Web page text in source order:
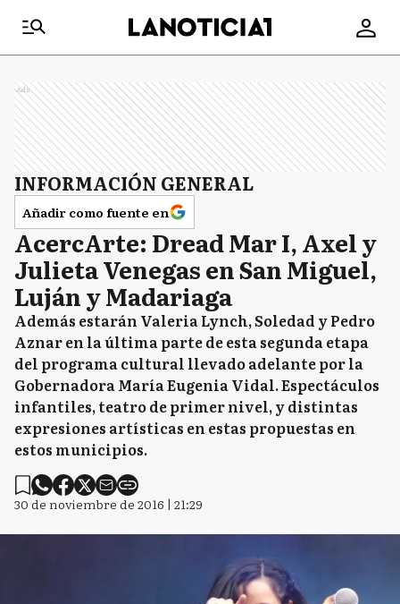
Ads
INFORMACIÓN GENERAL
Añadir como fuente en
AcercArte: Dread Mar I, Axel y
Julieta Venegas en San Miguel,
Luján y Madariaga
Además estarán Valeria Lynch, Soledad y Pedro
Aznar en la última parte de esta segunda etapa
del programa cultural llevado adelante por la
Gobernadora María Eugenia Vidal. Espectáculos
infantiles, teatro de primer nivel, y distintas
expresiones artísticas en estas propuestas en
estos municipios.
30 de noviembre de 2016 | 21:29